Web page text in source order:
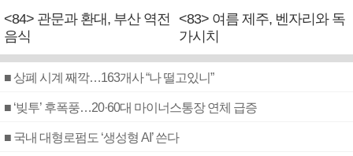
<84> 관문과 환대, 부산 역전
음식
<83> 여름 제주, 벤자리와 독
가시치
■ 상폐 시계 째깍…163개사 “나 떨고있니”
■ ‘빚투’ 후폭풍…20·60대 마이너스통장 연체 급증
■ 국내 대형로펌도 ‘생성형 AI’ 쓴다